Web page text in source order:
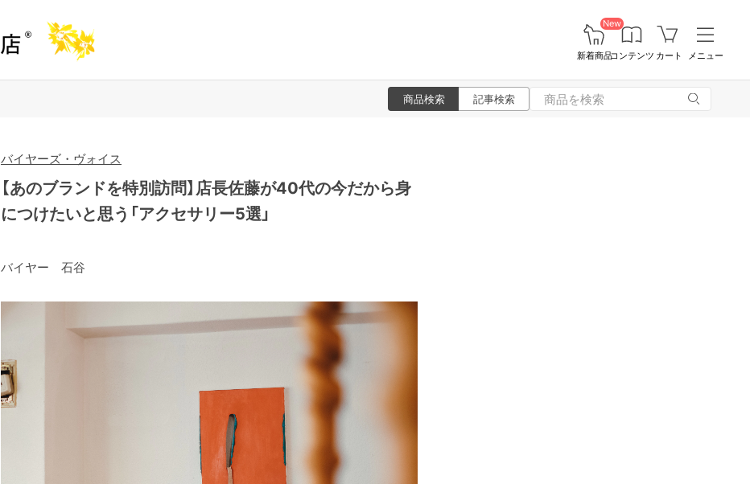
New
新着商品コンテンツ カート メニュー
商品検索 記事検索
バイヤーズ・ヴォイス
【あのブランドを特別訪問】店長佐藤が40代の今だから身
につけたいと思う「アクセサリー5選」
バイヤー 石谷